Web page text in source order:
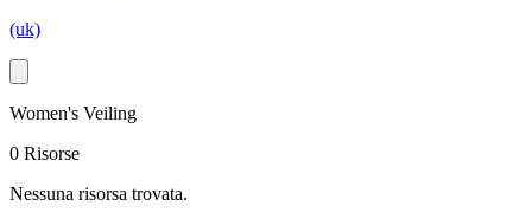
(uk)
Women's Veiling
0 Risorse
Nessuna risorsa trovata.